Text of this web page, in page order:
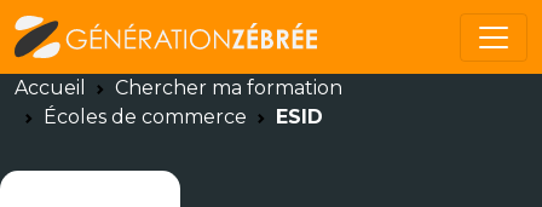
Accueil
Chercher ma formation
Écoles de commerce
ESID